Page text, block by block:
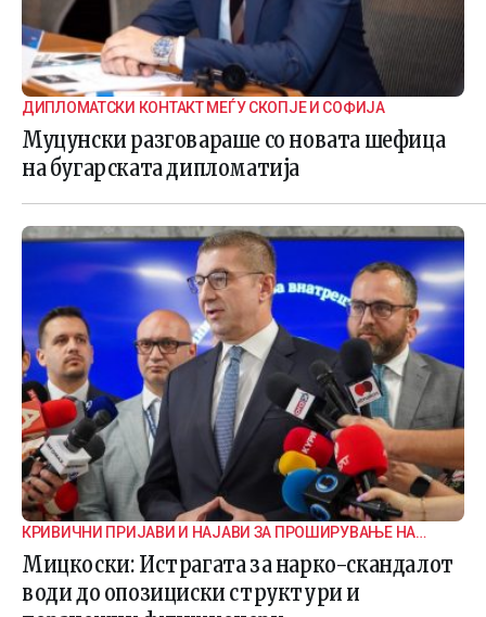
ДИПЛОМАТСКИ КОНТАКТ МЕЃУ СКОПЈЕ И СОФИЈА
Муцунски разговараше со новата шефица
на бугарската дипломатија
КРИВИЧНИ ПРИЈАВИ И НАЈАВИ ЗА ПРОШИРУВАЊЕ НА
ИСТРАГАТА
Мицкоски: Истрагата за нарко-скандалот
води до опозициски структури и